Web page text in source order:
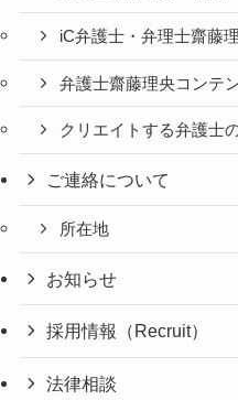
iC弁護士・弁理士齋藤
弁護士齋藤理央コンテ
クリエイトする弁護士
ご連絡について
所在地
お知らせ
採用情報（Recruit）
法律相談